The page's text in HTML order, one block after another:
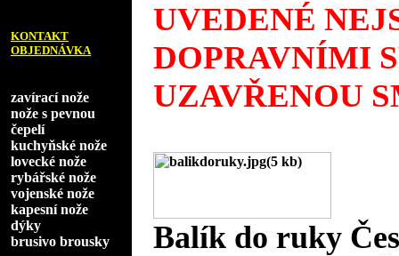
KONTAKT
OBJEDNÁVKA
zavírací nože
nože s pevnou
čepelí
kuchyňské nože
lovecké nože
rybářské nože
vojenské nože
kapesní nože
dýky
brusivo brousky
UVEDENÉ
DOPRAVNÍMI
UZAVŘENOU
Balík do ruky